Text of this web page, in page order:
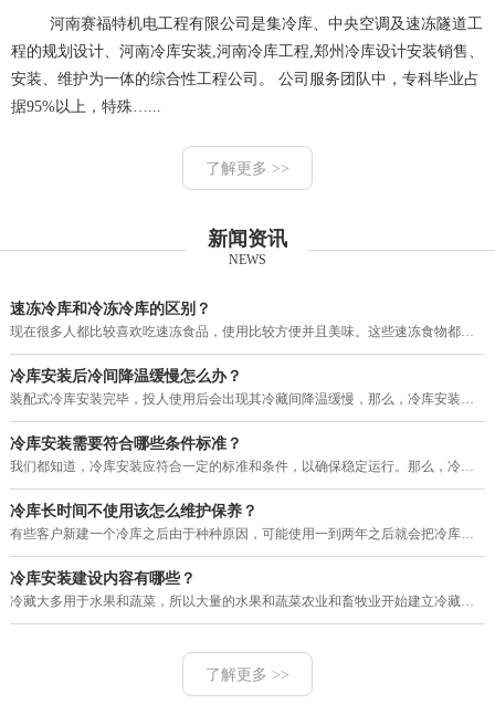
河南赛福特机电工程有限公司是集冷库、中央空调及速冻隧道工
程的规划设计、河南冷库安装,河南冷库工程,郑州冷库设计安装销售、
安装、维护为一体的综合性工程公司。 公司服务团队中，专科毕业占
据95%以上，特殊…...
了解更多 >>
新闻资讯
NEWS
速冻冷库和冷冻冷库的区别？
现在很多人都比较喜欢吃速冻食品，使用比较方便并且美味。这些速冻食物都需要用冷库进行保存，目前市场上的冷库有速冻冷库和冷冻
冷库安装后冷间降温缓慢怎么办？
装配式冷库安装完毕，投人使用后会出现其冷藏间降温缓慢，那么，冷库安装后冷间降温缓慢怎么办？其大致故障原因和排除方法如下。
冷库安装需要符合哪些条件标准？
我们都知道，冷库安装应符合一定的标准和条件，以确保稳定运行。那么，冷库安装需要符合哪些条件标准？下面就由河南赛福特机电工
冷库长时间不使用该怎么维护保养？
有些客户新建一个冷库之后由于种种原因，可能使用一到两年之后就会把冷库暂停使用一段很长的时间，那么，我们的冷库长时间不使用
冷库安装建设内容有哪些？
冷藏大多用于水果和蔬菜，所以大量的水果和蔬菜农业和畜牧业开始建立冷藏。现在的冷库建设，设计理念多变，工艺也改进了很多，配
了解更多 >>